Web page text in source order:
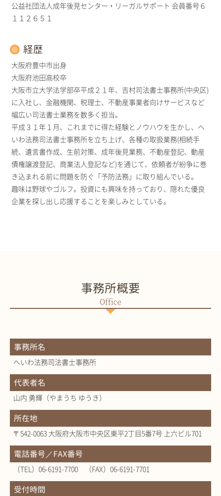
公益社団法人成年後見センター・リーガルサポート 会員番号６
１１２６５１
経歴
大阪府豊中市出身
大阪府池田高校卒
大阪市立大学法学部卒平成２１年、吉村司法書士事務所(中央区)
に入社し、金融機関、税理士、不動産事業者向けサービスなど
幅広い司法書士業務を数多く担当。
平成３１年１月、これまでに得た経験とノウハウを生かし、へ
いわ法務司法書士事務所を立ち上げ、各種の取扱業務(相続手
続、遺言書作成、生前対策、成年後見業務、不動産登記、動産
債権譲渡登記、商業法人登記など)を通じて、依頼者が紛争に巻
き込まれる前に問題を防ぐ「予防法務」に取り組んでいる。
趣味は野球やゴルフ。投資にも興味を持っており、隠れた優良
企業を探し出し応援することを楽しみとしている。
事務所概要
事務所名
へいわ法務司法書士事務所
代表者名
山内 勇輝（やまうち ゆうき）
所在地
〒542-0063 大阪府大阪市中央区東平2丁目5番7号 上六ビル701
電話番号／FAX番号
（TEL）06-6191-7700 （FAX）06-6191-7701
受付時間